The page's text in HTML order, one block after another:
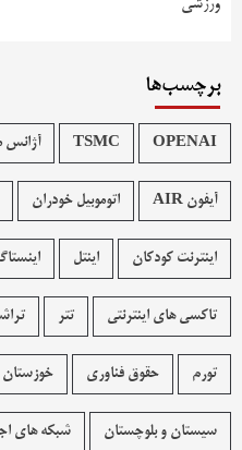
برچسب‌ها
OPENAI
TSMC آژانس
آیفون AIR اتوموبیل خودران
اینترنت کودکان اینتل
تاکسی های اینترنتی تتر
تورم حقوق فناوری خوزستان
سیستان و بلوچستان شبکه های